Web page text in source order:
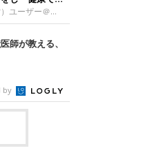
ちゃん。
才）。こちら
一緒に散歩をし
自宅へ帰る途
わせ
え当日のシルビ
今回紹介する
ザー
犬・シルビアち
2カ月）。飼い
一枚」として投
隅で不安そうな
ゃんの姿が写っ
護犬だったシル
しい」と願う
ユーザー＠
した写真。写
ワのつぶしゃん
す。飼い主さん
ん（撮影時6
当時の状況に
はこう教えてく
「ある休日のこ
た途端にひざの
ままなでながら
、微動だにしな
と、腕にしがみ
師が教える、
by